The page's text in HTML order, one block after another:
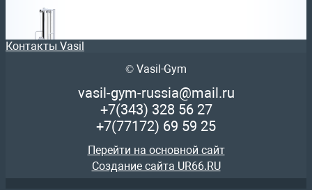
Профессиональный силовой тренажер на жим стоя
василжим стек 75 кг
Контакты Vasil
© Vasil-Gym
vasil-gym-russia@mail.ru
+7(343) 328 56 27
+7(77172) 69 59 25
Перейти на основной сайт
Создание сайта UR66.RU